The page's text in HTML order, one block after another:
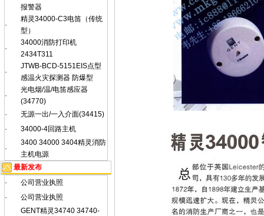
报警器
·
精灵34000-C3电笛（传统
型）
·
34000消防打印机
2434T311
·
JTWB-BCD-5151EIS点型
感温火灾探测器 防爆型
·
光电烟/温/电笛感应器
(34770)
·
无源一出/一入介面(34415)
·
34000-4回路主机
·
3400 34000 3404精灵消防
主机电源
最新发布
·
公司营业执照
·
公司营业执照
GENT精灵34740 34740-